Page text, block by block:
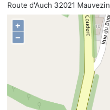
Route d'Auch 32021 Mauvezin
+
−